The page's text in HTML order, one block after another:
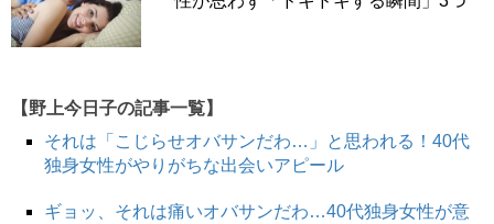
【野上今日子の記事一覧】
それは「こじらせオバサンだわ…」と思われる！40代
独身女性がやりがちな出会いアピール
ギョッ、それは痛いオバサンだわ…40代独身女性が意